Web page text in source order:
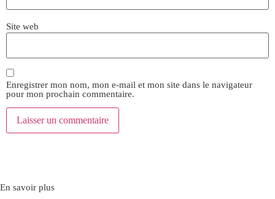
Site web
Enregistrer mon nom, mon e-mail et mon site dans le navigateur
pour mon prochain commentaire.
En savoir plus